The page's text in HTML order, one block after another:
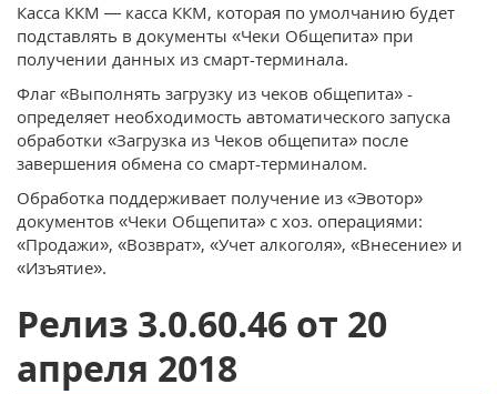
Касса ККМ — касса ККМ, которая по умолчанию будет
подставлять в документы «Чеки Общепита» при
получении данных из смарт-терминала.
Флаг «Выполнять загрузку из чеков общепита» -
определяет необходимость автоматического запуска
обработки «Загрузка из Чеков общепита» после
завершения обмена со смарт-терминалом.
Обработка поддерживает получение из «Эвотор»
документов «Чеки Общепита» с хоз. операциями:
«Продажи», «Возврат», «Учет алкоголя», «Внесение» и
«Изъятие».
Релиз 3.0.60.46 от 20
апреля 2018